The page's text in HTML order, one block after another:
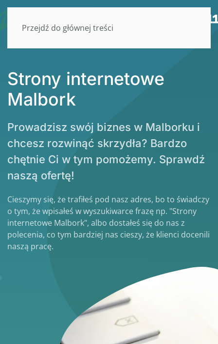
Przejdź do głównej treści
Strony internetowe
Malbork
Prowadzisz swój biznes w Malborku i
chcesz rozwinąć skrzydła? Bardzo
chętnie Ci w tym pomożemy. Sprawdź
naszą ofertę!
Cieszymy się, że trafiłeś pod nasz adres, bo to świadczy
o tym, że wpisałeś w wyszukiwarce frazę np. "Strony
internetowe Malbork", albo dostałeś się do nas z
polecenia, co tym bardziej nas cieszy, że klienci docenili
naszą pracę.